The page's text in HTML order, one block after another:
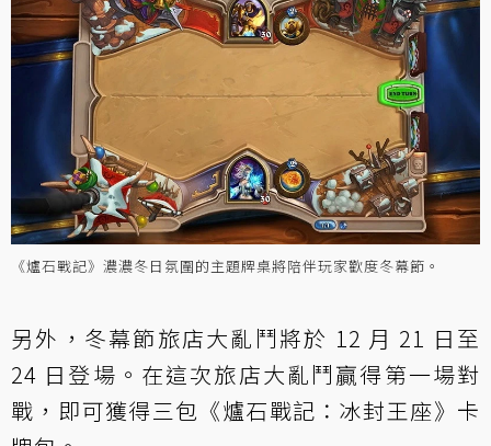
《爐石戰記》濃濃冬日氛圍的主題牌桌將陪伴玩家歡度冬幕節。
另外，冬幕節旅店大亂鬥將於 12 月 21 日至
24 日登場。在這次旅店大亂鬥贏得第一場對
戰，即可獲得三包《爐石戰記：冰封王座》卡